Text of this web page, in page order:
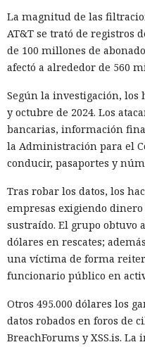
La magnitud de las
AT&T se trató de registros
de 100 millones de
afectó a alrededor de 560
Según la investigación,
y octubre de 2024. Los
bancarias, información
la Administración para el
conducir, pasaportes y
Tras robar los datos, los
empresas exigiendo
sustraído. El grupo obtuvo
dólares en rescates;
una víctima de forma
funcionario público en
Otros 495.000 dólares los
datos robados en foros de
BreachForums y XSS.is.